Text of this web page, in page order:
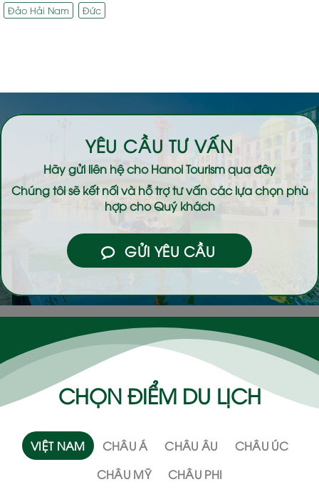
Đảo Hải Nam
Đức
YÊU CẦU TƯ VẤN
Hãy gửi liên hệ choHanoi Tourismqua đây
Chúng tôi sẽ kết nối và hỗ trợ tư vấn các lựa chọn phù
hợp cho Quý khách
GỬI YÊU CẦU
CHỌN ĐIỂM DU LỊCH
VIỆT NAM CHÂU Á CHÂU ÂU
CHÂU ÚC
CHÂU MỸ
CHÂU PHI